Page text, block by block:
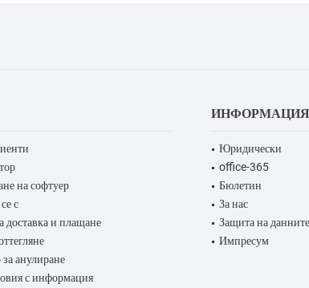
на софтуер
с
доставка и плащане
анулиране
с информация
ИНФОРМАЦИЯ
Юридически
office-365
Бюлетин
За нас
Защита на данните
Импресум